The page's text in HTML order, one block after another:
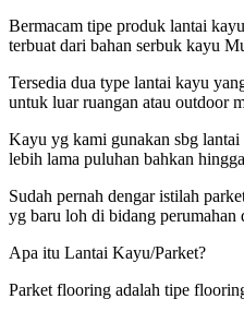
Bermacam tipe produk lantai
terbuat dari bahan serbuk kayu
Tersedia dua type lantai kayu
untuk luar ruangan atau outdoor
Kayu yg kami gunakan sbg
lebih lama puluhan bahkan
Sudah pernah dengar istilah
yg baru loh di bidang perumahan
Apa itu Lantai Kayu/Parket?
Parket flooring adalah tipe